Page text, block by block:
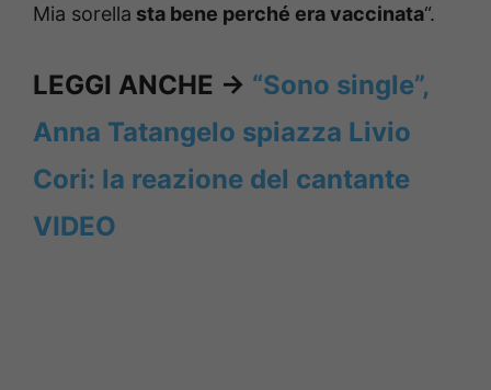
Mia sorella sta bene perché era vaccinata“.
LEGGI ANCHE -> “Sono single”,
Anna Tatangelo spiazza Livio
Cori: la reazione del cantante
VIDEO